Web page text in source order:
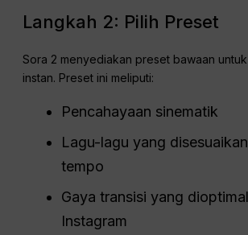
Langkah 2: Pilih Preset
Sora 2 menyediakan preset bawaan
instan. Preset ini meliputi:
Pencahayaan sinematik
Lagu-lagu yang
tempo
Gaya transisi yang
Instagram